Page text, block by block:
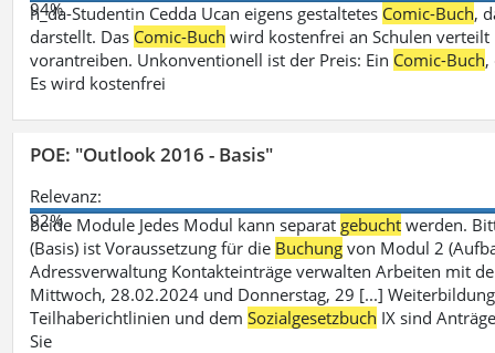
94%
h_da-Studentin Cedda Ucan eigens gestaltetes Comic-Buch,
darstellt. Das Comic-Buch wird kostenfrei an Schulen
vorantreiben. Unkonventionell ist der Preis: Ein Comic-Buch,
Es wird kostenfrei
POE: "Outlook 2016 - Basis"
Relevanz:
92%
beide Module Jedes Modul kann separat gebucht werden.
(Basis) ist Voraussetzung für die Buchung von Modul 2
Adressverwaltung Kontakteinträge verwalten Arbeiten mit
Mittwoch, 28.02.2024 und Donnerstag, 29 [...]
Teilhaberichtlinien und demSozialgesetzbuch IX sind
Sie